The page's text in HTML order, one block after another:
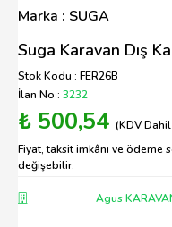
Marka : SUGA
Suga Karavan Dış
Stok Kodu : FER26B
İlan No : 3232
₺ 500,54 (KDV
Fiyat, taksit imkânı ve ödeme
değişebilir.
Agus